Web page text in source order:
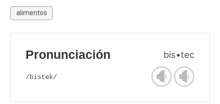
alimentos
Pronunciación bis•tec
/bistek/